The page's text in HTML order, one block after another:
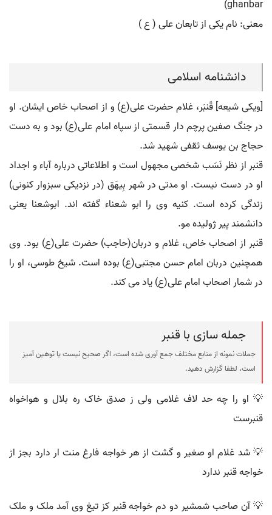
ghanbar)
معنی: نام یکی از تابعان علی ( ع )
دانشنامه اسلامی
[ویکی شیعه] قَنبَر، غلام حضرت علی(ع) و از اصحاب خاص ایشان. او
در جنگ صفین پرچم دار قسمتی از سپاه امام علی(ع) بود و به دست
حجاج بن یوسف ثقفی شهید شد.
قنبر از نظر نَسَب شخصی مجهول است و اطلاعاتی درباره آباء و اجداد
او در دست نیست. او مدتی در شهر بِیهَق (در نزدیکی سبزوار کنونی)
زندگی کرده است. کنیه وی را ابو شعناء گفته اند. ابوشعنا یعنی
دانشمند پیر ژولیده مو.
قنبر از اصحاب خاص، غلام و دربان(حاجب) حضرت علی(ع) بود. وی
همچنین دربان امام حسن مجتبی(ع) بوده است. شیخ طوسی، او را
در شمار اصحاب امام علی(ع) یاد می کند.
جمله سازی با قنبر
جملات نمونه از منابع مختلف جمع آوری شده است، اگر صحیح نیست یا توهین آمیز
است، لطفا گزارش دهید.
💡 او را چه حد لاف غلامی ولی ز صدق خاک ره بلال و هواخواه
قنبرست
💡 شد غلام او صغیر و گشت از هر خواجه فارغ منت ار دارد بجز از
خواجه قنبر ندارد
💡 آن صاحب شمشیر دو دم خواجه قنبر کز تیغ وی آمد ملک و ملک